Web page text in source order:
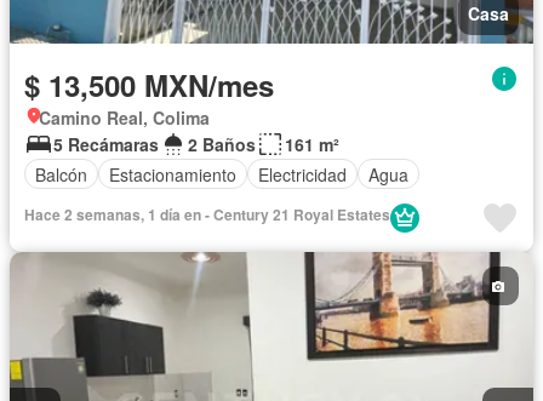
Casa
$ 13,500 MXN/mes
Camino Real, Colima
5 Recámaras
2 Baños
161 m²
Balcón
Estacionamiento Electricidad Agua
Hace 2 semanas, 1 día en - Century 21 Royal Estates